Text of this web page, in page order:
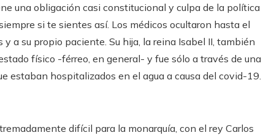
una obligación casi constitucional y culpa de la política
si te sientes así. Los médicos ocultaron hasta el
a su propio paciente. Su hija, la reina Isabel II, también
físico -férreo, en general- y fue sólo a través de una
estaban hospitalizados en el agua a causa del covid-19.
difícil para la monarquía, con el rey Carlos